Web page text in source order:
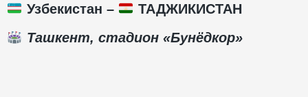
Узбекистан –
ТАДЖИКИСТАН
Ташкент, стадион «Бунёдкор»